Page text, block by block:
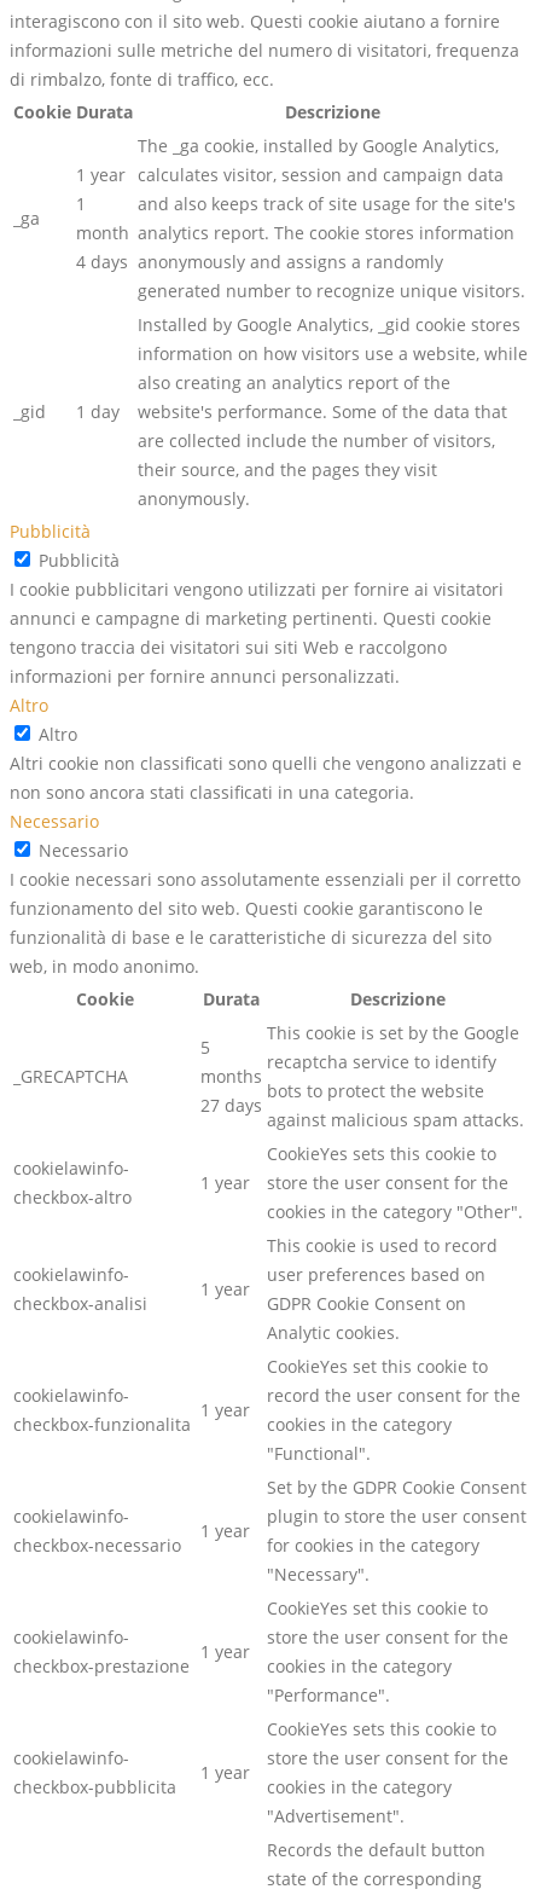
interagiscono con il sito web. Questi cookie aiutano a fornire
informazioni sulle metriche del numero di visitatori, frequenza
di rimbalzo, fonte di traffico, ecc.
Cookie Durata Descrizione
_ga
1 year
1
month
4 days
The _ga cookie, installed by Google Analytics,
calculates visitor, session and campaign data
and also keeps track of site usage for the site's
analytics report. The cookie stores information
anonymously and assigns a randomly
generated number to recognize unique visitors.
_gid 1 day
Installed by Google Analytics, _gid cookie stores
information on how visitors use a website, while
also creating an analytics report of the
website's performance. Some of the data that
are collected include the number of visitors,
their source, and the pages they visit
anonymously.
Pubblicità
Pubblicità
I cookie pubblicitari vengono utilizzati per fornire ai visitatori
annunci e campagne di marketing pertinenti. Questi cookie
tengono traccia dei visitatori sui siti Web e raccolgono
informazioni per fornire annunci personalizzati.
Altro
Altro
Altri cookie non classificati sono quelli che vengono analizzati e
non sono ancora stati classificati in una categoria.
Necessario
Necessario
I cookie necessari sono assolutamente essenziali per il corretto
funzionamento del sito web. Questi cookie garantiscono le
funzionalità di base e le caratteristiche di sicurezza del sito
web, in modo anonimo.
Cookie
Durata Descrizione
_GRECAPTCHA
5
months
27 days
This cookie is set by the Google
recaptcha service to identify
bots to protect the website
against malicious spam attacks.
cookielawinfo-
checkbox-altro
1 year
CookieYes sets this cookie to
store the user consent for the
cookies in the category "Other".
cookielawinfo-
checkbox-analisi
1 year
This cookie is used to record
user preferences based on
GDPR Cookie Consent on
Analytic cookies.
cookielawinfo-
checkbox-funzionalita
1 year
CookieYes set this cookie to
record the user consent for the
cookies in the category
"Functional".
cookielawinfo-
checkbox-necessario
1 year
Set by the GDPR Cookie Consent
plugin to store the user consent
for cookies in the category
"Necessary".
cookielawinfo-
checkbox-prestazione
1 year
CookieYes set this cookie to
store the user consent for the
cookies in the category
"Performance".
cookielawinfo-
checkbox-pubblicita
1 year
CookieYes sets this cookie to
store the user consent for the
cookies in the category
"Advertisement".
Records the default button
state of the corresponding